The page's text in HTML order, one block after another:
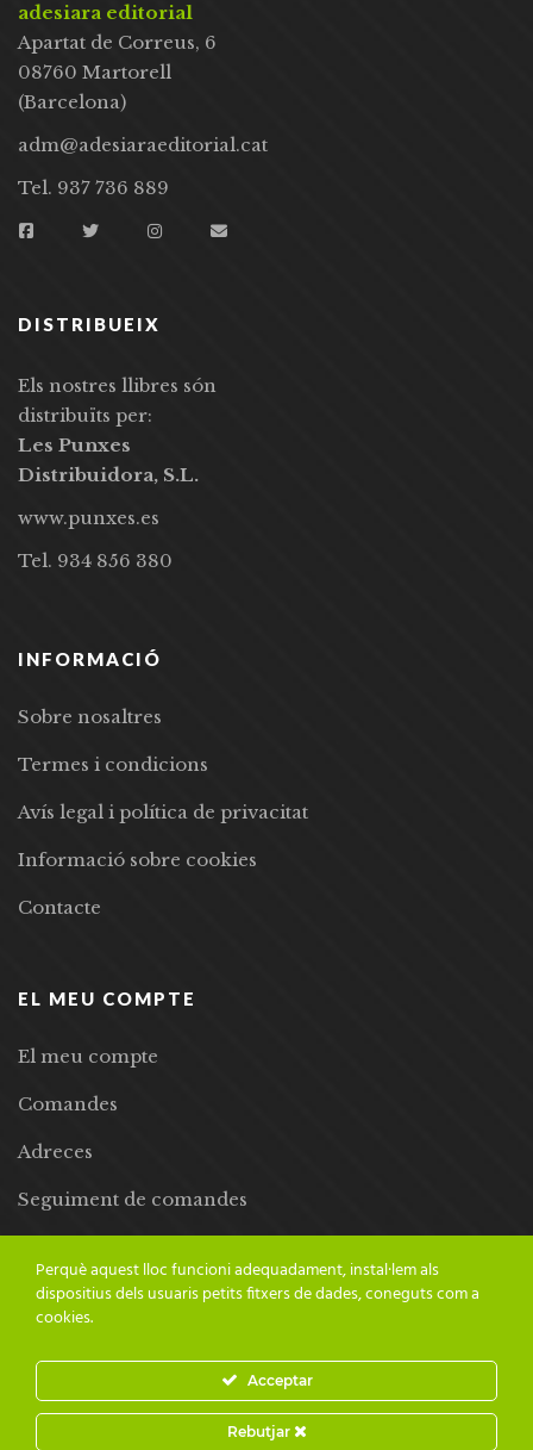
adesiara editorial
Apartat de Correus, 6
08760 Martorell
(Barcelona)
adm@adesiaraeditorial.cat
Tel. 937 736 889
DISTRIBUEIX
Els nostres llibres són
distribuïts per:
Les Punxes
Distribuidora, S.L.
www.punxes.es
Tel. 934 856 380
INFORMACIÓ
Sobre nosaltres
Termes i condicions
Avís legal i política de privacitat
Informació sobre cookies
Contacte
EL MEU COMPTE
El meu compte
Comandes
Adreces
Seguiment de comandes
© 2024 Adesiara Editorial | Tots els drets reservats | Preus amb
Perquè aquest lloc funcioni adequadament, instal·lem als
dispositius dels usuaris petits fitxers de dades, coneguts com a
cookies.
Acceptar
Rebutjar